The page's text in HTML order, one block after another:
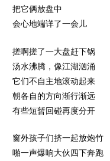
把它俩放盘中
会心地端详了一会儿
搓啊搓了一大盘赶下锅
汤水沸腾，像江湖汹涌
它们不自主地滚动起来
朝各自的方向渐行渐远
有些短暂回碰再度分开
窗外孩子们挤一起放炮竹
啪一声爆响大伙四下奔跑